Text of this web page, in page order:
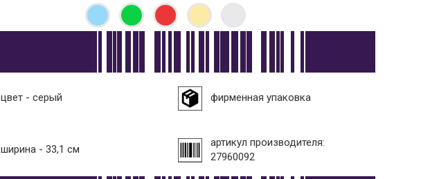
цвет - серый фирменная упаковка
ширина - 33,1 см
артикул производителя:
27960092